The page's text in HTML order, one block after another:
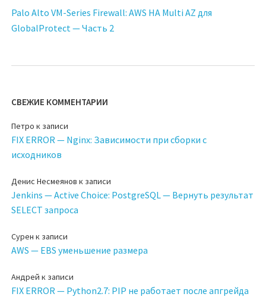
Palo Alto VM-Series Firewall: AWS HA Multi AZ для
GlobalProtect — Часть 2
СВЕЖИЕ КОММЕНТАРИИ
Петро к записи
FIX ERROR — Nginx: Зависимости при сборки с
исходников
Денис Несмеянов к записи
Jenkins — Active Choice: PostgreSQL — Вернуть результат
SELECT запроса
Сурен к записи
AWS — EBS уменьшение размера
Андрей к записи
FIX ERROR — Python2.7: PIP не работает после апгрейда